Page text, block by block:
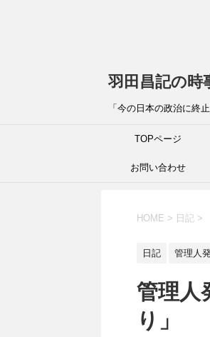
羽田昌記の時
「今の日本の政治に終止
TOPページ
お問い合わせ
HOME > 日記 >
日記 管理人
管理人
り」